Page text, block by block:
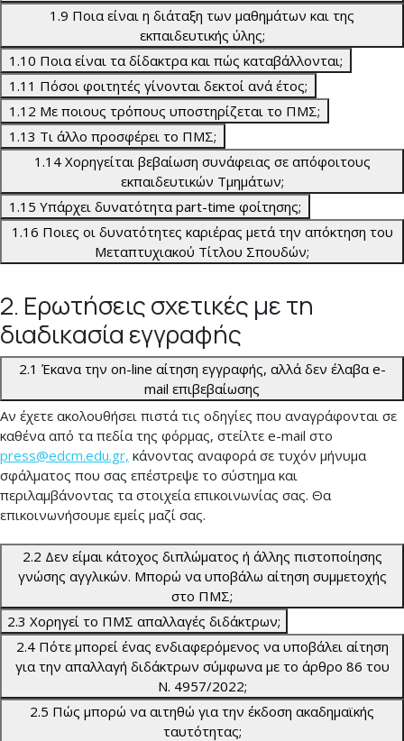
1.9 Ποια είναι η διάταξη των μαθημάτων και της
εκπαιδευτικής ύλης;
1.10 Ποια είναι τα δίδακτρα και πώς καταβάλλονται;
1.11 Πόσοι φοιτητές γίνονται δεκτοί ανά έτος;
1.12 Με ποιους τρόπους υποστηρίζεται το ΠΜΣ;
1.13 Τι άλλο προσφέρει το ΠΜΣ;
1.14 Χορηγείται βεβαίωση συνάφειας σε απόφοιτους
εκπαιδευτικών Τμημάτων;
1.15 Υπάρχει δυνατότητα part-time φοίτησης;
1.16 Ποιες οι δυνατότητες καριέρας μετά την απόκτηση του
Μεταπτυχιακού Τίτλου Σπουδών;
2. Ερωτήσεις σχετικές με τη
διαδικασία εγγραφής
2.1 Έκανα την on-line αίτηση εγγραφής, αλλά δεν έλαβα e-
mail επιβεβαίωσης
Αν έχετε ακολουθήσει πιστά τις οδηγίες που αναγράφονται σε
καθένα από τα πεδία της φόρμας, στείλτε e-mail στο
press@edcm.edu.gr, κάνοντας αναφορά σε τυχόν μήνυμα
σφάλματος που σας επέστρεψε το σύστημα και
περιλαμβάνοντας τα στοιχεία επικοινωνίας σας. Θα
επικοινωνήσουμε εμείς μαζί σας.
2.2 Δεν είμαι κάτοχος διπλώματος ή άλλης πιστοποίησης
γνώσης αγγλικών. Μπορώ να υποβάλω αίτηση συμμετοχής
στο ΠΜΣ;
2.3 Χορηγεί το ΠΜΣ απαλλαγές διδάκτρων;
2.4 Πότε μπορεί ένας ενδιαφερόμενος να υποβάλει αίτηση
για την απαλλαγή διδάκτρων σύμφωνα με το άρθρο 86 του
Ν. 4957/2022;
2.5 Πώς μπορώ να αιτηθώ για την έκδοση ακαδημαϊκής
ταυτότητας;